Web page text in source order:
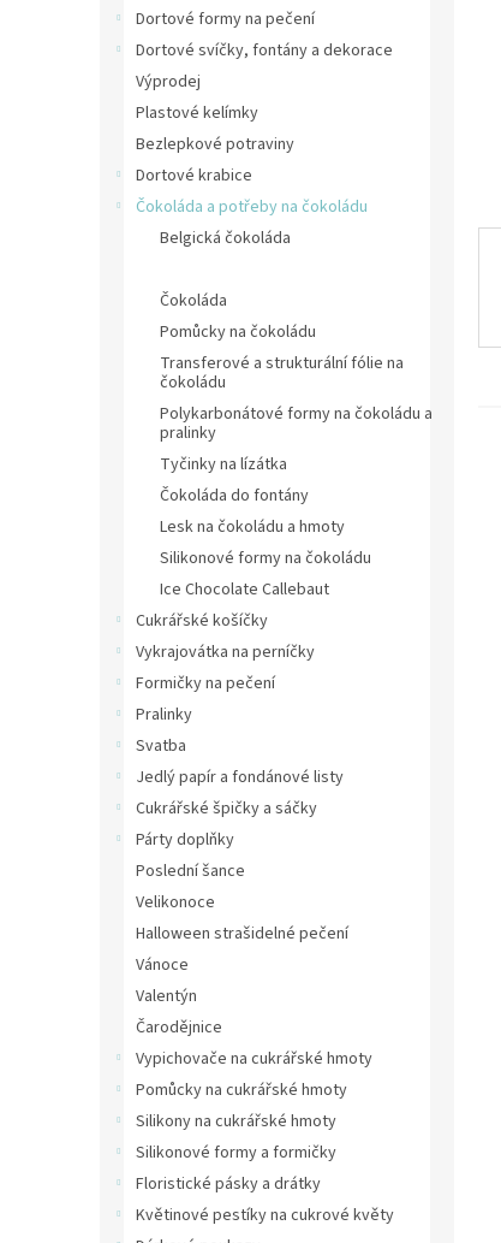
Dortové formy na pečení
Dortové svíčky, fontány a dekorace
Výprodej
Plastové kelímky
Bezlepkové potraviny
Dortové krabice
Čokoláda a potřeby na čokoládu
Belgická čokoláda
Čokoláda
Pomůcky na čokoládu
Transferové a strukturální fólie na
čokoládu
Polykarbonátové formy na čokoládu a
pralinky
Tyčinky na lízátka
Čokoláda do fontány
Lesk na čokoládu a hmoty
Silikonové formy na čokoládu
Ice Chocolate Callebaut
Cukrářské košíčky
Vykrajovátka na perníčky
Formičky na pečení
Pralinky
Svatba
Jedlý papír a fondánové listy
Cukrářské špičky a sáčky
Párty doplňky
Poslední šance
Velikonoce
Halloween strašidelné pečení
Vánoce
Valentýn
Čarodějnice
Vypichovače na cukrářské hmoty
Pomůcky na cukrářské hmoty
Silikony na cukrářské hmoty
Silikonové formy a formičky
Floristické pásky a drátky
Květinové pestíky na cukrové květy